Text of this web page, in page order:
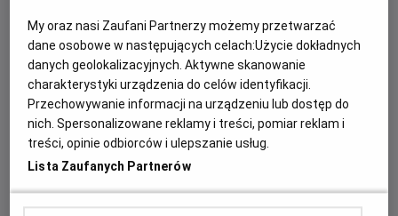
може піклуватися про нього, тому Вільям потрапляє до
іншого містечка під крило дядька Нільса. У новому місті до
нього чіпляється троє розбишак, а дядько потрапляє в
серйозну халепу: має величезний борг у грізного гангстера
і мусить його негайно сплатити. Безвихідна ситуація? Ні!
Провидіння дає вказівки, і треба лише побачити їх, а
щастя – зловити за хвіст. Незвичайні пригоди у
малим-великим героєм, який відкриває власні сили.
My oraz nasi Zaufani Partnerzy możemy przetwarzać
dane osobowe w następujących celach:Użycie dokładnych
danych geolokalizacyjnych. Aktywne skanowanie
charakterystyki urządzenia do celów identyfikacji.
Przechowywanie informacji na urządzeniu lub dostęp do
nich. Spersonalizowane reklamy i treści, pomiar reklam i
treści, opinie odbiorców i ulepszanie usług.
Lista Zaufanych Partnerów